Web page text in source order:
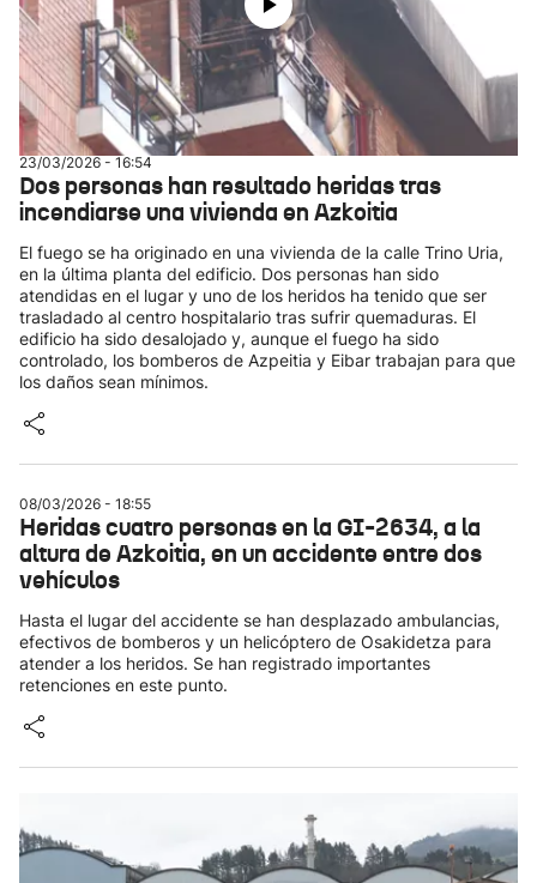
23/03/2026 - 16:54
Dos personas han resultado heridas tras
incendiarse una vivienda en Azkoitia
El fuego se ha originado en una vivienda de la calle Trino Uria,
en la última planta del edificio. Dos personas han sido
atendidas en el lugar y uno de los heridos ha tenido que ser
trasladado al centro hospitalario tras sufrir quemaduras. El
edificio ha sido desalojado y, aunque el fuego ha sido
controlado, los bomberos de Azpeitia y Eibar trabajan para que
los daños sean mínimos.
08/03/2026 - 18:55
Heridas cuatro personas en la GI-2634, a la
altura de Azkoitia, en un accidente entre dos
vehículos
Hasta el lugar del accidente se han desplazado ambulancias,
efectivos de bomberos y un helicóptero de Osakidetza para
atender a los heridos. Se han registrado importantes
retenciones en este punto.